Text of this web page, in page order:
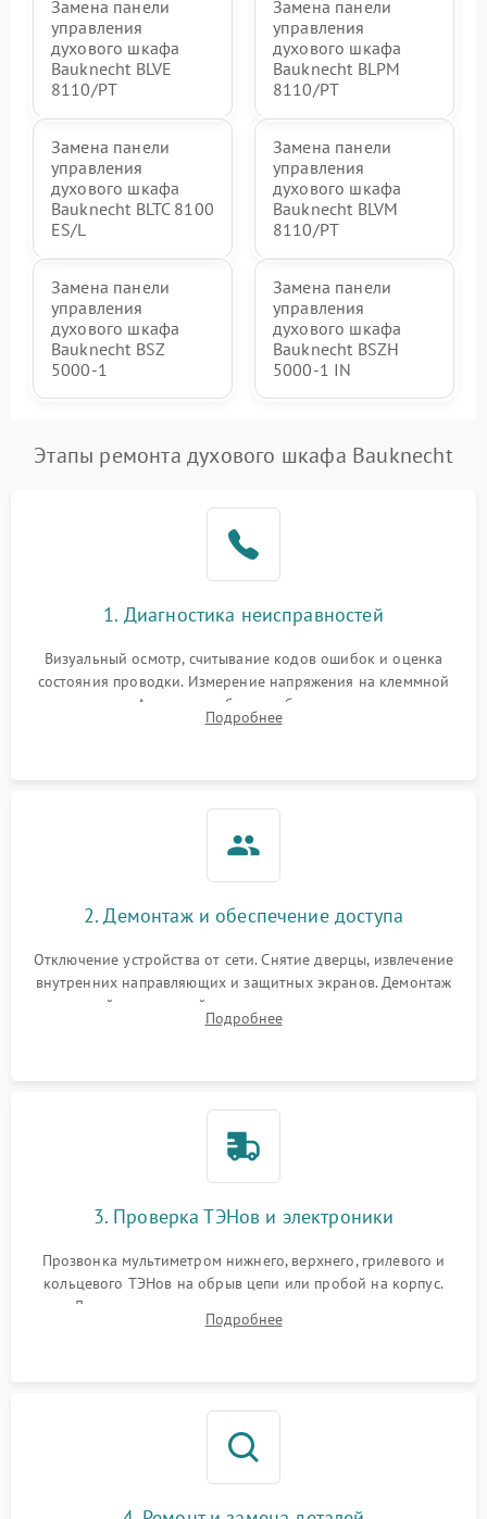
Замена панели
управления
духового шкафа
Bauknecht BLVE
8110/PT
Замена панели
управления
духового шкафа
Bauknecht BLPM
8110/PT
Замена панели
управления
духового шкафа
Bauknecht BLTC 8100
ES/L
Замена панели
управления
духового шкафа
Bauknecht BLVM
8110/PT
Замена панели
управления
духового шкафа
Bauknecht BSZ
5000-1
Замена панели
управления
духового шкафа
Bauknecht BSZH
5000-1 IN
Этапы ремонта духового шкафа Bauknecht
1. Диагностика неисправностей
Визуальный осмотр, считывание кодов ошибок и оценка
состояния проводки. Измерение напряжения на клеммной
колодке. Анализ жалоб на проблемы с нагревом,
конвекцией, панелью управления или блокировкой дверцы.
Подробнее
2. Демонтаж и обеспечение доступа
Отключение устройства от сети. Снятие дверцы, извлечение
внутренних направляющих и защитных экранов. Демонтаж
задней или верхней панели для прямого доступа к
нагревательным элементам, плате и вентиляторам.
Подробнее
3. Проверка ТЭНов и электроники
Прозвонка мультиметром нижнего, верхнего, грилевого и
кольцевого ТЭНов на обрыв цепи или пробой на корпус.
Диагностика термостата, датчиков температуры,
переключателя режимов и мотора конвекции.
Подробнее